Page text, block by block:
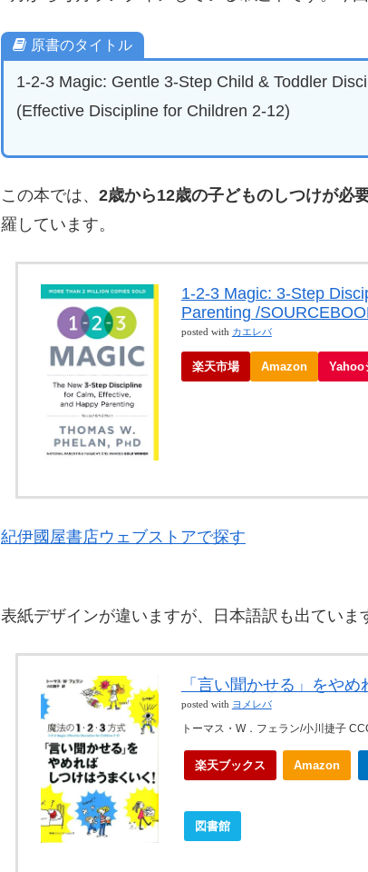
原書のタイトル
1-2-3 Magic: Gentle 3-Step Child & Toddler
(Effective Discipline for Children 2-12)
この本では、 2歳から12歳の子どものしつけが必
羅しています。
1-2-3 Magic: 3-Step
Parenting /
posted with カエレバ
楽天市場 Amazon Yahoo
紀伊國屋書店ウェブストアで探す
表紙デザインが違いますが、日本語訳も出ていま
「言い聞かせる」をや
posted with ヨメレバ
トーマス・W．フェラン/小川捷子
楽天ブックス Amazon
図書館